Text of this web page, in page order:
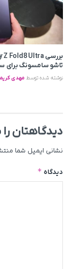
تاشو سامسونگ برای سال
نوشته شده توسط مهدی
دیدگاهتان
نشانی ایمیل شما
دیدگاه *